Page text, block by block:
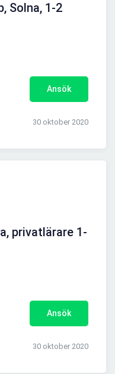
Solna, 1-2
Ansök
30 oktober 2020
privatlärare 1-
Ansök
30 oktober 2020